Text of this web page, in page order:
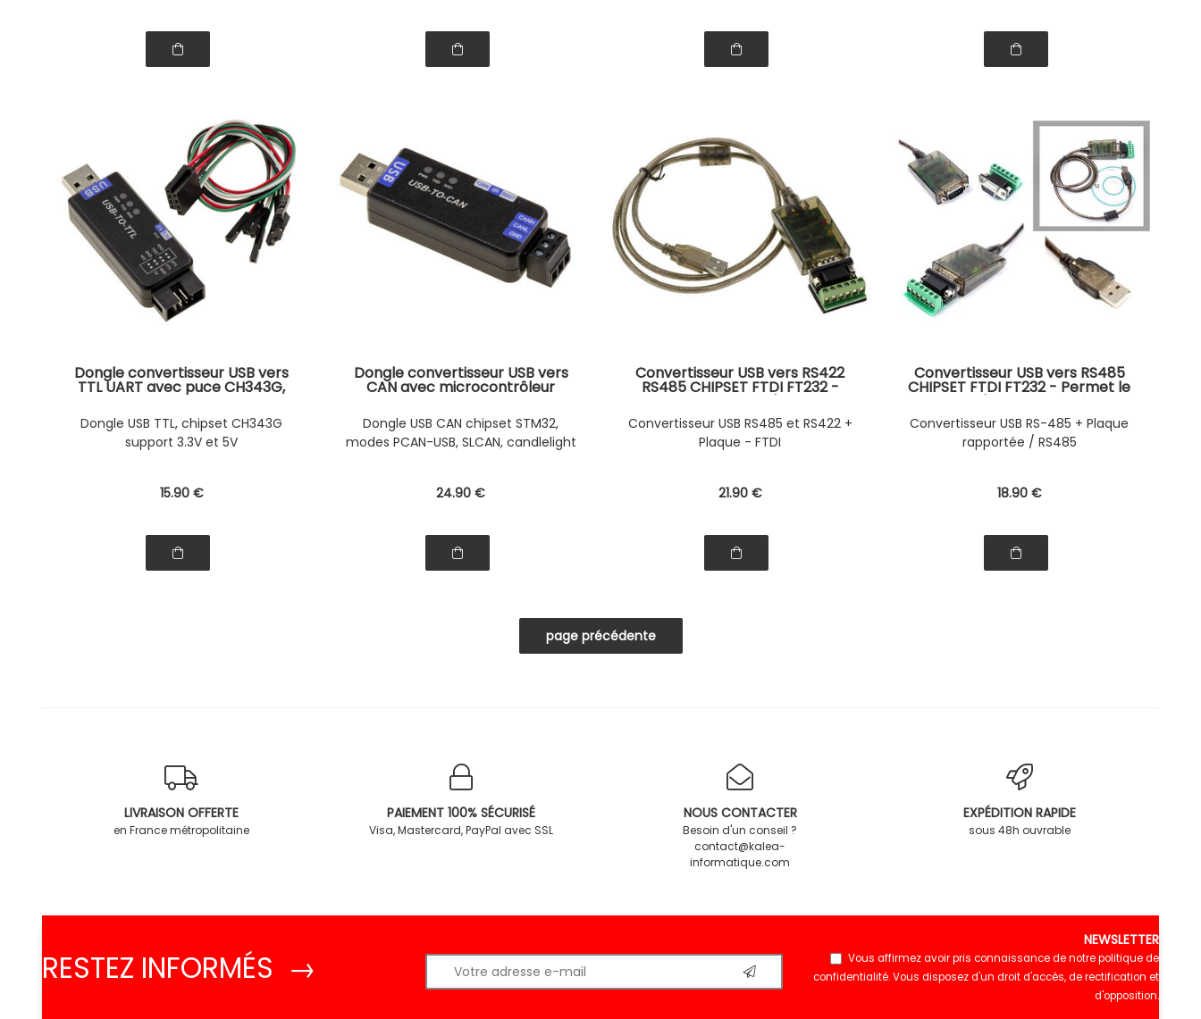
Dongle convertisseur USB vers
TTL UART avec puce CH343G,
support 3.3V et 5V, Suppresseur
de surtensions TVS et protection
ESD
Dongle USB TTL, chipset CH343G
support 3.3V et 5V
15.90 €
Dongle convertisseur USB vers
CAN avec microcontrôleur
candlelight
Dongle USB CAN chipset STM32,
modes PCAN-USB, SLCAN, candlelight
24.90 €
Convertisseur USB vers RS422
RS485 CHIPSET FTDI FT232 -
Permet le montage d'un materiel
série RS-485 ou RS-422 (fil à fil
ou par fiche DB9) sur un simple
port USB
Convertisseur USB RS485 et RS422 +
Plaque - FTDI
21.90 €
Convertisseur USB vers RS485
CHIPSET FTDI FT232 - Permet le
montage d'un materiel série RS-
485 (fil à fil ou par fiche DB9) sur
un simple port USB
Convertisseur USB RS-485 + Plaque
rapportée / RS485
18.90 €
LIVRAISON OFFERTE
en France métropolitaine
PAIEMENT 100% SÉCURISÉ
Visa, Mastercard, PayPal avec SSL
NOUS CONTACTER
Besoin d'un conseil ?
contact@kalea-
informatique.com
EXPÉDITION RAPIDE
sous 48h ouvrable
RESTEZ INFORMÉS →
NEWSLETTER
Vous affirmez avoir pris connaissance de notrepolitique de
confidentialité. Vous disposez d'un droit d'accès, de rectification et
d'opposition.